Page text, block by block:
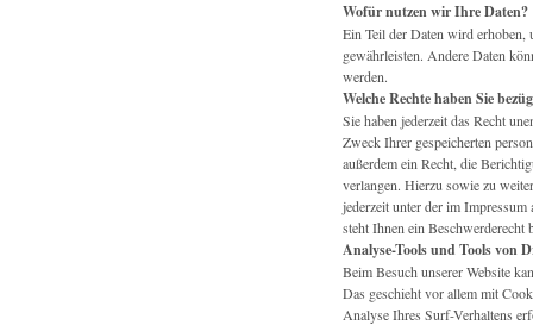
Wofür nutzen wir Ihre Daten?
Ein Teil der Daten wird erhoben,
gewährleisten. Andere Daten
werden.
Welche Rechte haben Sie
Sie haben jederzeit das Recht
Zweck Ihrer gespeicherten
außerdem ein Recht, die
verlangen. Hierzu sowie zu
jederzeit unter der im Impressum
steht Ihnen ein Beschwerderecht
Analyse-Tools und Tools von
Beim Besuch unserer Website
Das geschieht vor allem mit
Analyse Ihres Surf-Verhaltens